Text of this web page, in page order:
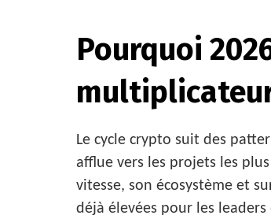
Pourquoi
Le cycle crypto suit des
afflue vers les projets les
vitesse, son écosystème et
déjà élevées pour les